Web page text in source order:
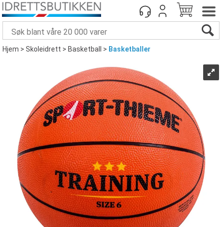
Hjem>Skoleidrett>Basketball > Basketballer